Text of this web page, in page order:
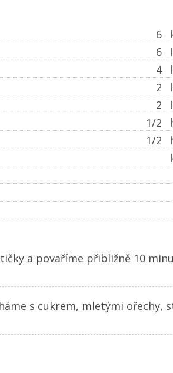
6
6
4
2
2
1/2
1/2
a povaříme přibližně 10
s cukrem, mletými ořechy,